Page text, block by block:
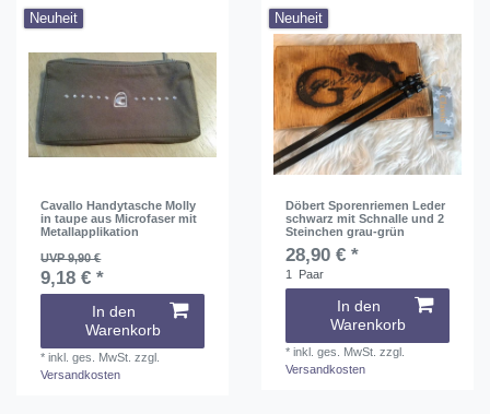
Neuheit
Cavallo Handytasche Molly
in taupe aus Microfaser mit
Metallapplikation
UVP 9,90 €
9,18 € *
In den
Warenkorb
*inkl. ges. MwSt. zzgl.
Versandkosten
Neuheit
Döbert Sporenriemen Leder
schwarz mit Schnalle und 2
Steinchen grau-grün
28,90 € *
1 Paar
In den
Warenkorb
*inkl. ges. MwSt. zzgl.
Versandkosten